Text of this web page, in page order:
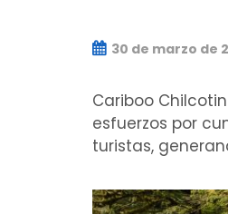
30 de marzo de
Cariboo
esfuerzos por
turistas,